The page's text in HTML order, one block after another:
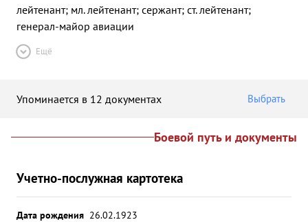
лейтенант; мл. лейтенант; сержант; ст. лейтенант;
генерал-майор авиации
Ещё
Упоминается в 12 документах Выбрать
Боевой путь и документы
Учетно-послужная картотека
Дата рождения 26.02.1923